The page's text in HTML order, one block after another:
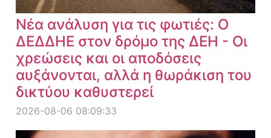
Νέα ανάλυση για τις φωτιές: Ο
ΔΕΔΔΗΕ στον δρόμο της ΔΕΗ - Οι
χρεώσεις και οι αποδόσεις
αυξάνονται, αλλά η θωράκιση του
δικτύου καθυστερεί
2026-08-06 08:09:33